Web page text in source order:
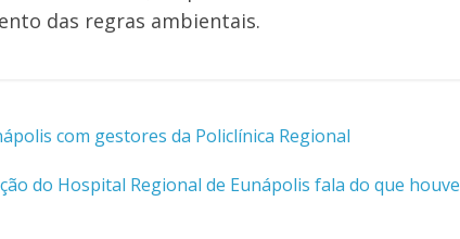
das regras ambientais.
com gestores da Policlínica Regional
do Hospital Regional de Eunápolis fala do que houve